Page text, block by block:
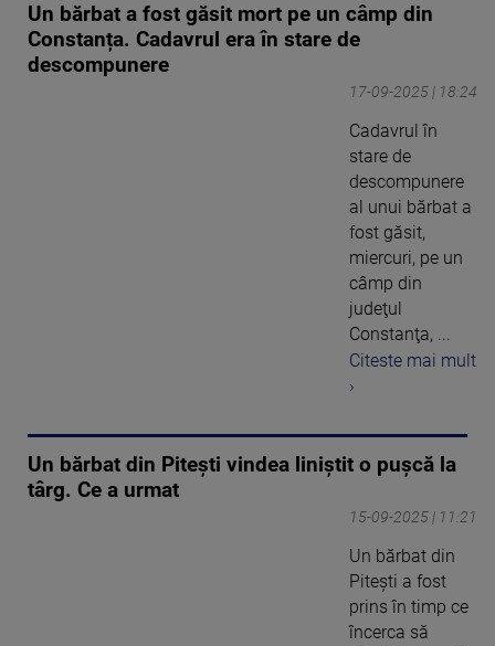
Un bărbat a fost găsit mort pe un câmp din
Constanța. Cadavrul era în stare de
descompunere
17-09-2025 | 18:24
Cadavrul în
stare de
descompunere
al unui bărbat a
fost găsit,
miercuri, pe un
câmp din
judeţul
Constanţa, ...
Citeste mai mult
›
Un bărbat din Pitești vindea liniștit o pușcă la
târg. Ce a urmat
15-09-2025 | 11:21
Un bărbat din
Piteşti a fost
prins în timp ce
încerca să